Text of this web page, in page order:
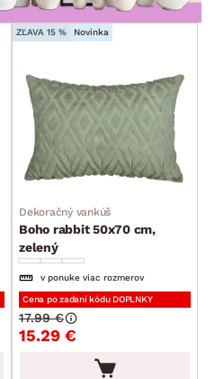
cm max. cm
ZĽAVA 15 % Novinka
Dekoračný vankúš
Boho rabbit 50x70 cm,
zelený
v ponuke viac rozmerov
Cena po zadaní kódu DOPLNKY
15.29 €
17.99 €